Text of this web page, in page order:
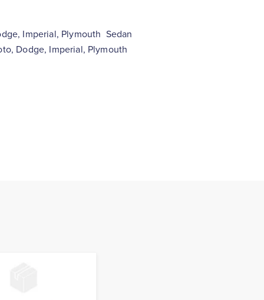
Imperial, Plymouth Sedan
Dodge, Imperial, Plymouth